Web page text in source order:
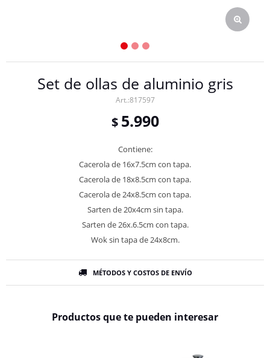
Set de ollas de aluminio gris
817597
$ 5.990
Contiene:
Cacerola de 16x7.5cm con tapa.
Cacerola de 18x8.5cm con tapa.
Cacerola de 24x8.5cm con tapa.
Sarten de 20x4cm sin tapa.
Sarten de 26x.6.5cm con tapa.
Wok sin tapa de 24x8cm.
MÉTODOS Y COSTOS DE ENVÍO
Productos que te pueden interesar